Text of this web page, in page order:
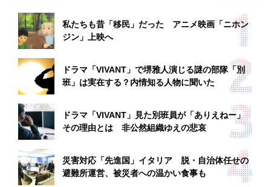
私たちも昔「移民」だった アニメ映画「ニホン
ジン」上映へ
ドラマ「VIVANT」で堺雅人演じる謎の部隊「別
班」は実在する？内情知る人物に聞いた
ドラマ「VIVANT」見た別班員が「ありえねー」
その理由とは 非公然組織ゆえの悲哀
災害対応「先進国」イタリア 脱・自治体任せの
避難所運営、被災者への温かい食事も